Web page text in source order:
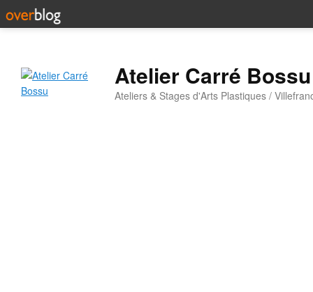
Atelier Carré Bossu
Ateliers & Stages d'Arts Plastiques /